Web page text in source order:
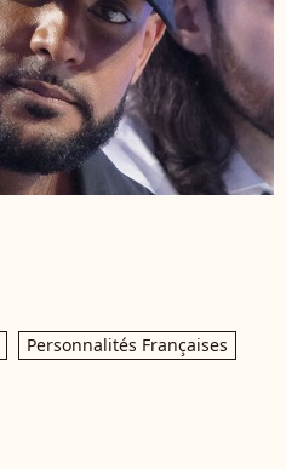
Personnalités Françaises